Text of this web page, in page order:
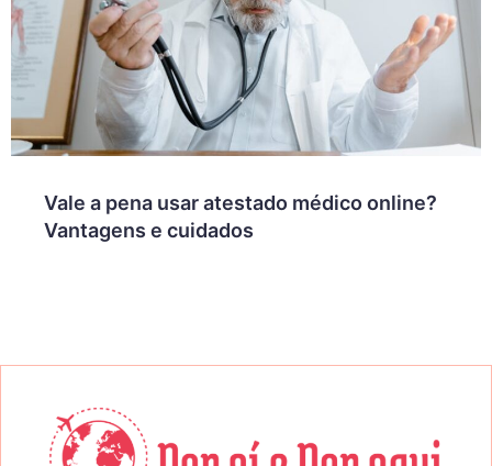
Vale a pena usar atestado médico online?
Vantagens e cuidados